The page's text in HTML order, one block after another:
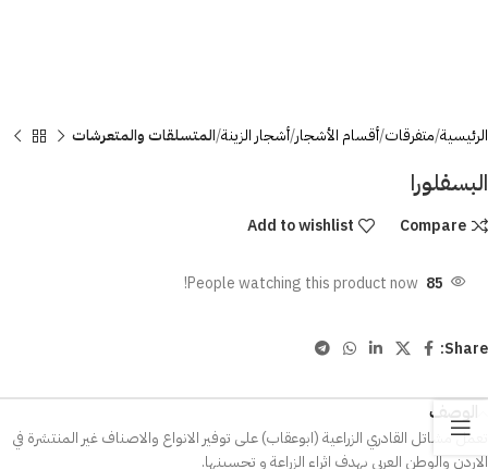
الرئيسية متفرقات أقسام الأشجار أشجار الزينة المتسلقات والمتعرشات
البسفلورا
Compare
Add to wishlist
85
People watching this product now!
Share:
الوصف
تعمل مشاتل القادري الزراعية (ابوعقاب) علی توفير الانواع والاصناف غير المنتشرة في
الاردن والوطن العربي بهدف اثراء الزراعة و تحسينها.